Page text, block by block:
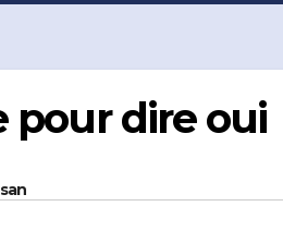
pour dire oui